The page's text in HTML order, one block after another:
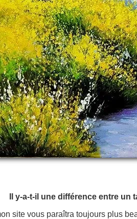
Il y-a-t-il une différence entre
site vous paraîtra toujours plus